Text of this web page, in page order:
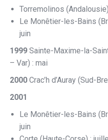
Torremolinos
Le Monêtier-les-Bains
juin
1999 Sainte-Maxime-la-
– Var) : mai
2000 Crac’h d’Auray (Sud-
2001
Le Monêtier-les-Bains
juin